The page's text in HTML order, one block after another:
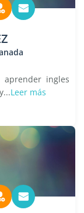
ingles
Leer más